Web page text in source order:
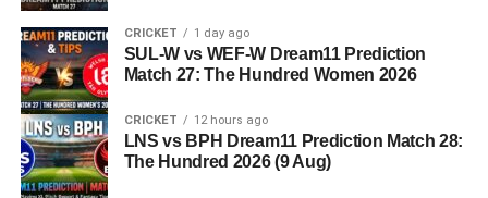
CRICKET 1 day ago
SUL-W vs WEF-W Dream11 Prediction
Match 27: The Hundred Women 2026
CRICKET 12 hours ago
LNS vs BPH Dream11 Prediction Match 28:
The Hundred 2026 (9 Aug)